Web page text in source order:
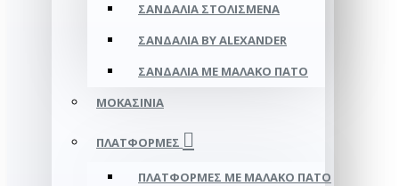
ΣΑΝΔΆΛΙΑ ΣΤΟΛΙΣΜΈΝΑ
ΣΑΝΔΆΛΙΑ BY ALEXANDER
ΣΑΝΔΆΛΙΑ ΜΕ ΜΑΛΑΚΌ ΠΆΤΟ
ΜΟΚΑΣΊΝΙΑ
ΠΛΑΤΦΌΡΜΕΣ
ΠΛΑΤΦΟΡΜΕΣ ΜΕ ΜΑΛΑΚΟ ΠΑΤΟ